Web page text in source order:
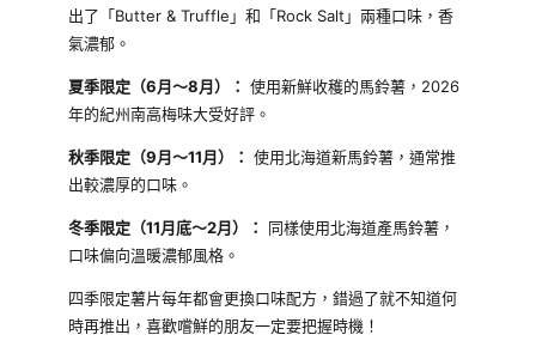
出了「Butter & Truffle」和「Rock Salt」兩種口味，香
氣濃郁。
夏季限定（6月～8月）： 使用新鮮收穫的馬鈴薯，2026
年的紀州南高梅味大受好評。
秋季限定（9月～11月）： 使用北海道新馬鈴薯，通常推
出較濃厚的口味。
冬季限定（11月底～2月）：
同樣使用北海道產馬鈴薯，
口味偏向溫暖濃郁風格。
四季限定薯片每年都會更換口味配方，錯過了就不知道何
時再推出，喜歡嚐鮮的朋友一定要把握時機！